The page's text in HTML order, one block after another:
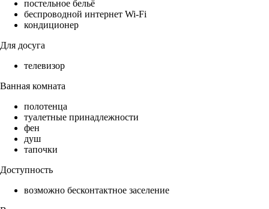
постельное бельё
беспроводной интернет Wi-Fi
кондиционер
Для досуга
телевизор
Ванная комната
полотенца
туалетные принадлежности
фен
душ
тапочки
Доступность
возможно бесконтактное заселение